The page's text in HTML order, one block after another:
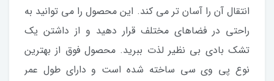
انتقال آن را آسان تر می کند. این محصول را می توانید به
راحتی در فضاهای مختلف قرار دهید و از داشتن یک
تشک بادی بی نظیر لذت ببرید. محصول فوق از بهترین
نوع پی وی سی ساخته شده است و دارای طول عمر